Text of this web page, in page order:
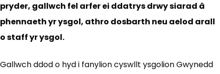
pryder, gallwch fel arfer ei ddatrys drwy siarad â
phennaeth yr ysgol, athro dosbarth neu aelod arall
o staff yr ysgol.
Gallwch ddod o hyd i fanylion cyswllt ysgolion Gwynedd